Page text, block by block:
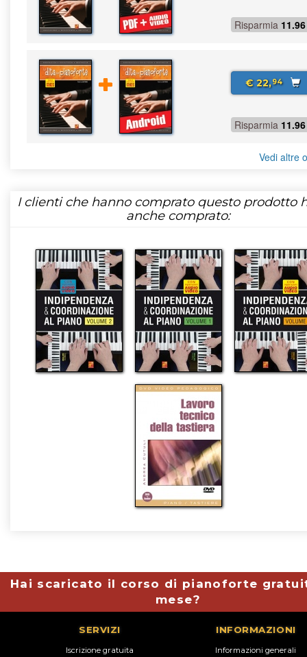
Risparmia 11.96
€ 22,94
Risparmia 11.96
Vedi altre
I clienti che hanno comprato questo prodotto
anche comprato:
Hai scaricato il corso di pianoforte
mese?
SERVIZI
Iscrizione gratuita
INFORMAZIONI
Informazioni generali